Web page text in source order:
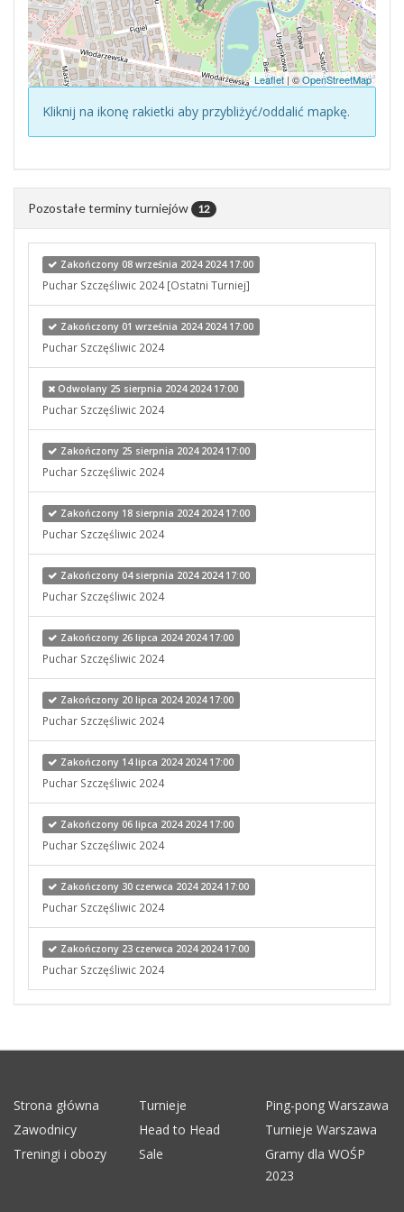
Leaflet| ©OpenStreetMap
Kliknij na ikonę rakietki aby przybliżyć/oddalić mapkę.
Pozostałe terminy turniejów 12
Zakończony 08 września 2024 2024 17:00
Puchar Szczęśliwic 2024 [Ostatni Turniej]
Zakończony 01 września 2024 2024 17:00
Puchar Szczęśliwic 2024
Odwołany 25 sierpnia 2024 2024 17:00
Puchar Szczęśliwic 2024
Zakończony 25 sierpnia 2024 2024 17:00
Puchar Szczęśliwic 2024
Zakończony 18 sierpnia 2024 2024 17:00
Puchar Szczęśliwic 2024
Zakończony 04 sierpnia 2024 2024 17:00
Puchar Szczęśliwic 2024
Zakończony 26 lipca 2024 2024 17:00
Puchar Szczęśliwic 2024
Zakończony 20 lipca 2024 2024 17:00
Puchar Szczęśliwic 2024
Zakończony 14 lipca 2024 2024 17:00
Puchar Szczęśliwic 2024
Zakończony 06 lipca 2024 2024 17:00
Puchar Szczęśliwic 2024
Zakończony 30 czerwca 2024 2024 17:00
Puchar Szczęśliwic 2024
Zakończony 23 czerwca 2024 2024 17:00
Puchar Szczęśliwic 2024
Strona główna Turnieje
Ping-pong Warszawa
Zawodnicy
Head to Head
Turnieje Warszawa
Treningi i obozy
Sale
Gramy dla WOŚP
2023